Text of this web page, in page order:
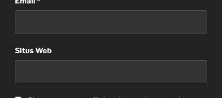
Situs Web